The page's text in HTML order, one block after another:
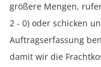
größere Mengen,
2 - 0) oder schicken
Auftragserfassung
damit wir die